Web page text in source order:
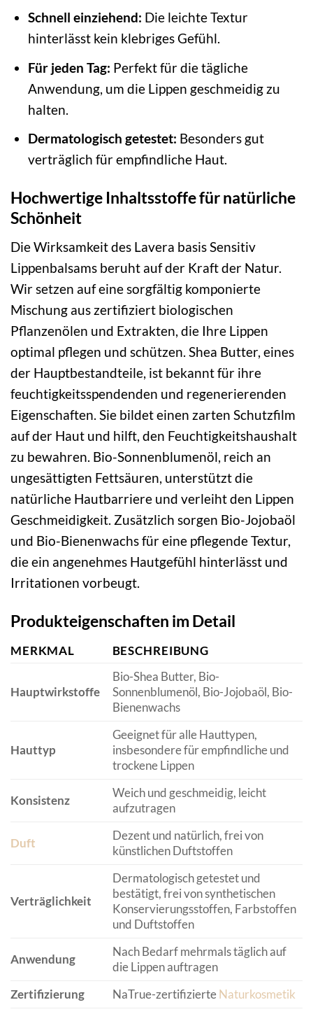
Schnell einziehend: Die leichte Textur
hinterlässt kein klebriges Gefühl.
Für jeden Tag: Perfekt für die tägliche
Anwendung, um die Lippen geschmeidig zu
halten.
Dermatologisch getestet: Besonders gut
verträglich für empfindliche Haut.
Hochwertige Inhaltsstoffe für natürliche
Schönheit
Die Wirksamkeit des Lavera basis Sensitiv
Lippenbalsams beruht auf der Kraft der Natur.
Wir setzen auf eine sorgfältig komponierte
Mischung aus zertifiziert biologischen
Pflanzenölen und Extrakten, die Ihre Lippen
optimal pflegen und schützen. Shea Butter, eines
der Hauptbestandteile, ist bekannt für ihre
feuchtigkeitsspendenden und regenerierenden
Eigenschaften. Sie bildet einen zarten Schutzfilm
auf der Haut und hilft, den Feuchtigkeitshaushalt
zu bewahren. Bio-Sonnenblumenöl, reich an
ungesättigten Fettsäuren, unterstützt die
natürliche Hautbarriere und verleiht den Lippen
Geschmeidigkeit. Zusätzlich sorgen Bio-Jojobaöl
und Bio-Bienenwachs für eine pflegende Textur,
die ein angenehmes Hautgefühl hinterlässt und
Irritationen vorbeugt.
Produkteigenschaften im Detail
MERKMAL BESCHREIBUNG
Hauptwirkstoffe
Bio-Shea Butter, Bio-
Sonnenblumenöl, Bio-Jojobaöl, Bio-
Bienenwachs
Hauttyp
Geeignet für alle Hauttypen,
insbesondere für empfindliche und
trockene Lippen
Konsistenz
Weich und geschmeidig, leicht
aufzutragen
Duft
Dezent und natürlich, frei von
künstlichen Duftstoffen
Verträglichkeit
Dermatologisch getestet und
bestätigt, frei von synthetischen
Konservierungsstoffen, Farbstoffen
und Duftstoffen
Anwendung
Nach Bedarf mehrmals täglich auf
die Lippen auftragen
Zertifizierung
NaTrue-zertifizierteNaturkosmetik